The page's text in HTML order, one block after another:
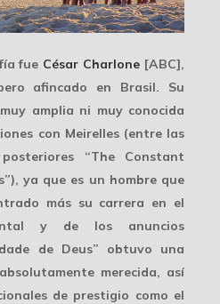
fue César Charlone [ABC],
afincado en Brasil. Su
amplia ni muy conocida
con Meirelles (entre las
“The Constant
ya que es un hombre que
más su carrera en el
y de los anuncios
de Deus” obtuvo una
merecida, así
de prestigio como el